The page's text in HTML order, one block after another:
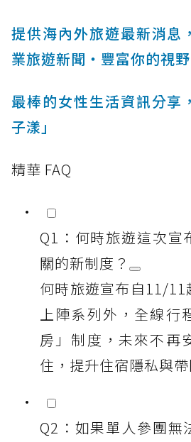
提供海內外旅遊最新消息
業旅遊新聞‧豐富你的視野
最棒的女性生活資訊分享
子漾」
精華 FAQ
Q1：何時旅遊這次宣
關的新制度？
何時旅遊宣布自11/11
上陣系列外，全線行
房」制度，未來不再
住，提升住宿隱私與帶
Q2：如果單人參團無